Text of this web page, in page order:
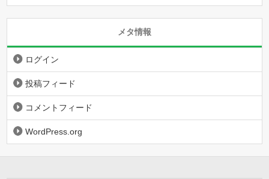
メタ情報
ログイン
投稿フィード
コメントフィード
WordPress.org